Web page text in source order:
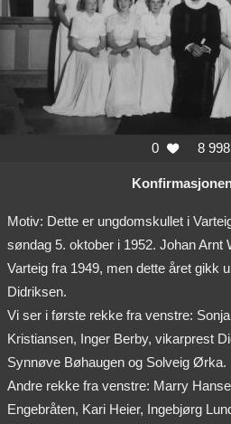
0  8 998
Motiv: Dette er ungdomskullet i
søndag 5. oktober i 1952. Johan Arnt
Varteig fra 1949, men dette året gikk
Didriksen.
Vi ser i første rekke fra venstre:
Kristiansen, Inger Berby, vikarprest
Synnøve Bøhaugen og Solveig Ørka.
Andre rekke fra venstre: Marry
Engebråten, Kari Heier, Ingebjørg